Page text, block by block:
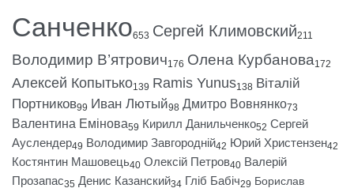
Санченко653 Сергей Климовский211
Володимир В’ятрович176 Олена Курбанова172
Алексей Копытько139 Ramis Yunus138 Віталій
Портников99 Иван Лютый98 Дмитро Вовнянко73
Валентина Емінова59 Кирилл Данильченко52 Сергей
Ауслендер49 Володимир Завгородній42 Юрий Христензен42
Костянтин Машовець40 Олексій Петров40 Валерій
Прозапас35 Денис Казанский34 Гліб Бабіч29 Борислав